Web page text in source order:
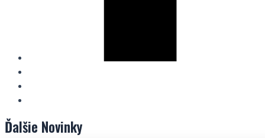
Ďalšie Novinky